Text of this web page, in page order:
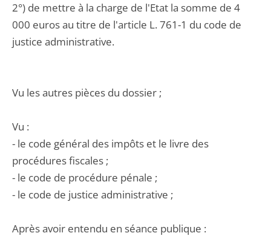
2°) de mettre à la charge de l'Etat la somme de 4
000 euros au titre de l'article L. 761-1 du code de
justice administrative.
Vu les autres pièces du dossier ;
Vu :
- le code général des impôts et le livre des
procédures fiscales ;
- le code de procédure pénale ;
- le code de justice administrative ;
Après avoir entendu en séance publique :